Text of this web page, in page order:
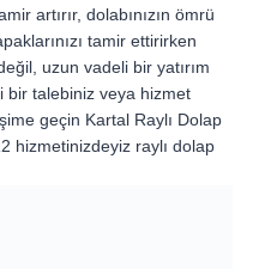
artırır, dolabınızın ömrü
tamir ettirirken
uzun vadeli bir yatırım
bir talebiniz veya hizmet
geçin Kartal Raylı Dolap
hizmetinizdeyiz raylı dolap